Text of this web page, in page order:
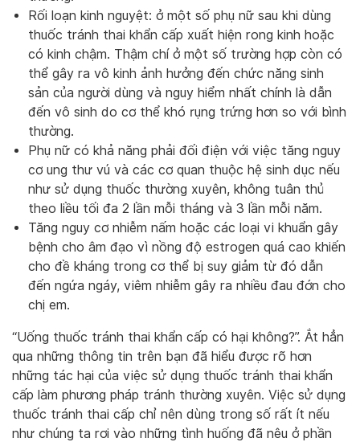
Rối loạn kinh nguyệt: ở một số phụ nữ sau khi dùng
thuốc tránh thai khẩn cấp xuất hiện rong kinh hoặc
có kinh chậm. Thậm chí ở một số trường hợp còn có
thể gây ra vô kinh ảnh hưởng đến chức năng sinh
sản của người dùng và nguy hiểm nhất chính là dẫn
đến vô sinh do cơ thể khó rụng trứng hơn so với bình
thường.
Phụ nữ có khả năng phải đối điện với việc tăng nguy
cơ ung thư vú và các cơ quan thuộc hệ sinh dục nếu
như sử dụng thuốc thường xuyên, không tuân thủ
theo liều tối đa 2 lần mỗi tháng và 3 lần mỗi năm.
Tăng nguy cơ nhiễm nấm hoặc các loại vi khuẩn gây
bệnh cho âm đạo vì nồng độ estrogen quá cao khiến
cho đề kháng trong cơ thể bị suy giảm từ đó dẫn
đến ngứa ngáy, viêm nhiễm gây ra nhiều đau đớn cho
chị em.
“Uống thuốc tránh thai khẩn cấp có hại không?”. Ắt hẳn
qua những thông tin trên bạn đã hiểu được rõ hơn
những tác hại của việc sử dụng thuốc tránh thai khẩn
cấp làm phương pháp tránh thường xuyên. Việc sử dụng
thuốc tránh thai cấp chỉ nên dùng trong số rất ít nếu
như chúng ta rơi vào những tình huống đã nêu ở phần